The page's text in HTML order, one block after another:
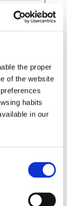
the proper
of the website
habits
in our
um
relevant
Benutzer
und
1 Tag